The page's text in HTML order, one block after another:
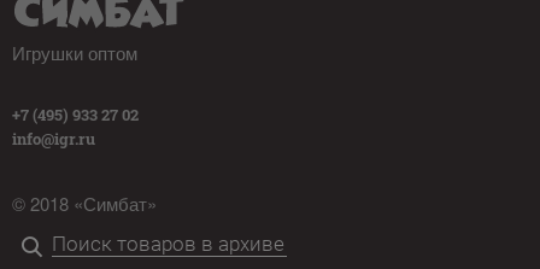
Игрушки оптом
+7 (495) 933 27 02
info@igr.ru
© 2018 «Симбат»